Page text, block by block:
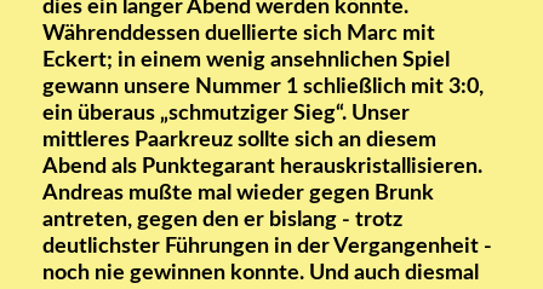
dies ein langer Abend werden könnte.
Währenddessen duellierte sich Marc mit
Eckert; in einem wenig ansehnlichen Spiel
gewann unsere Nummer 1 schließlich mit 3:0,
ein überaus „schmutziger Sieg“. Unser
mittleres Paarkreuz sollte sich an diesem
Abend als Punktegarant herauskristallisieren.
Andreas mußte mal wieder gegen Brunk
antreten, gegen den er bislang - trotz
deutlichster Führungen in der Vergangenheit -
noch nie gewinnen konnte. Und auch diesmal